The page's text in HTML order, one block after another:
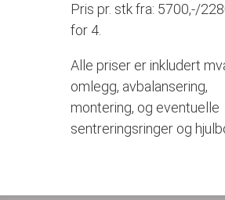
Pris pr. stk fra: 5700,-/
for 4.
Alle priser er inkludert
omlegg, avbalansering,
montering, og eventuelle
sentreringsringer og